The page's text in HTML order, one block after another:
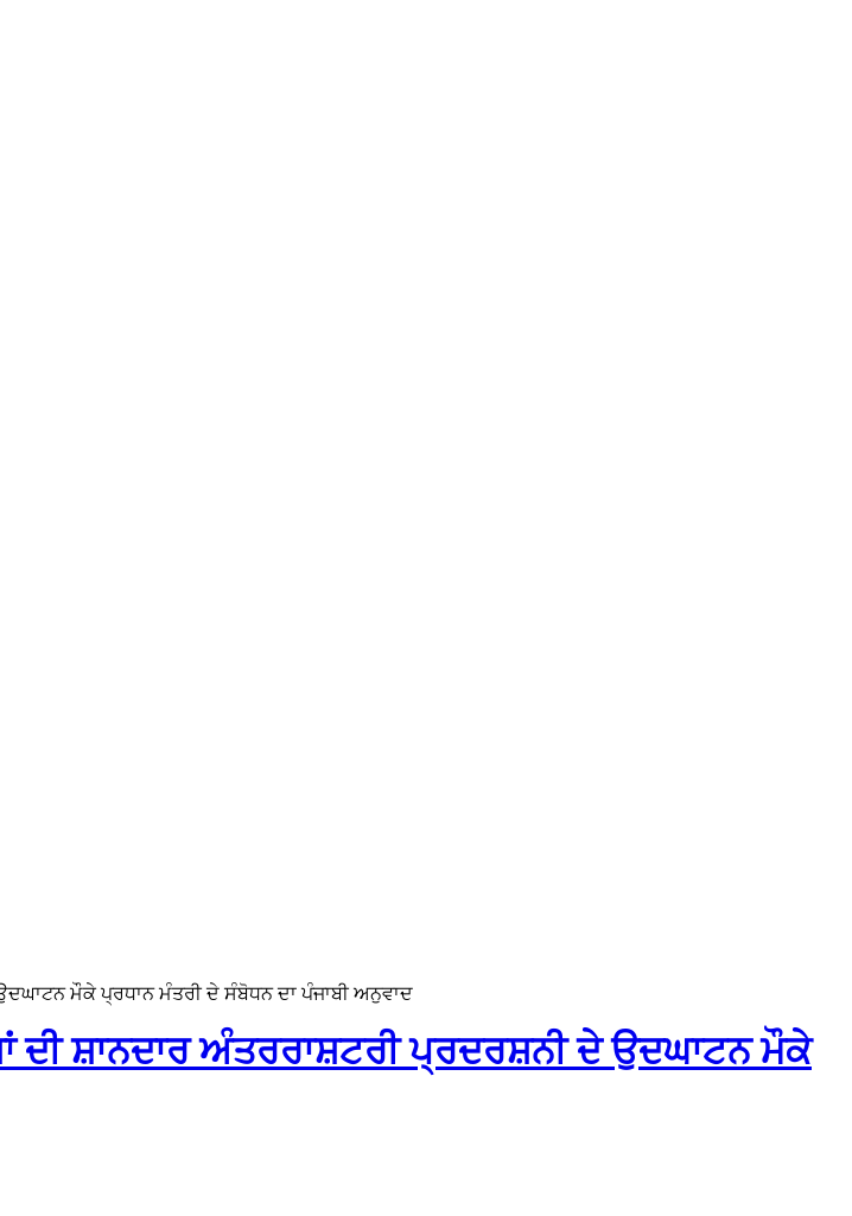
ਮੌਕੇ ਪ੍ਰਧਾਨ ਮੰਤਰੀ ਦੇ ਸੰਬੋਧਨ ਦਾ ਪੰਜਾਬੀ ਅਨੁਵਾਦ
ਦੀ ਸ਼ਾਨਦਾਰ ਅੰਤਰਰਾਸ਼ਟਰੀ ਪ੍ਰਦਰਸ਼ਨੀ ਦੇ ਉਦਘਾਟਨ ਮੌਕੇ